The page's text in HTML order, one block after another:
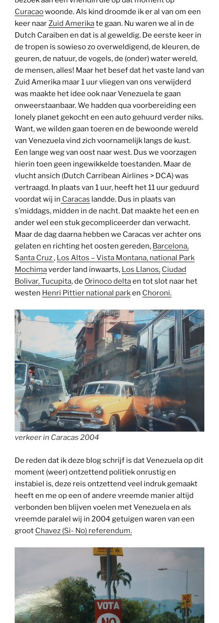
Curacaowoonde. Als kind droomde ik er al van om een
keer naarZuid Amerikate gaan. Nu waren we al in de
Dutch Caraiben en dat is al geweldig. De eerste keer in
de tropen is sowieso zo overweldigend, de kleuren, de
geuren, de natuur, de vogels, de (onder) water wereld,
de mensen, alles! Maar het besef dat het vaste land van
Zuid Amerika maar 1 uur vliegen van ons verwijderd
was maakte het idee ook naar Venezuela te gaan
onweerstaanbaar. We hadden qua voorbereiding een
lonely planet gekocht en een auto gehuurd verder niks.
Want, we wilden gaan toeren en de bewoonde wereld
van Venezuela vind zich voornamelijk langs de kust.
Een lange weg van oost naar west. Dus we voorzagen
hierin toen geen ingewikkelde toestanden. Maar de
vlucht ansich (Dutch Carribean Airlines > DCA) was
vertraagd. In plaats van 1 uur, heeft het 11 uur geduurd
voordat wij in Caracas landde. Dus in plaats van
s’middags, midden in de nacht. Dat maakte het een en
ander wel een stuk gecompliceerder dan verwacht.
Maar de dag daarna hebben we Caracas ver achter ons
gelaten en richting het oosten gereden, Barcelona,
Santa Cruz, Los Altos – Vista Montana, national Park
Mochimaverder land inwaarts, Los Llanos, Ciudad
Bolivar,Tucupita, de Orinoco deltaen tot slot naar het
westen Henri Pittier national parken Choroni.
verkeer in Caracas 2004
De reden dat ik deze blog schrijf is dat Venezuela op dit
moment (weer) ontzettend politiek onrustig en
instabiel is, deze reis ontzettend veel indruk gemaakt
heeft en me op een of andere vreemde manier altijd
verbonden ben blijven voelen met Venezuela en als
vreemde paralel wij in 2004 getuigen waren van een
groot Chavez (Si- No) referendum.